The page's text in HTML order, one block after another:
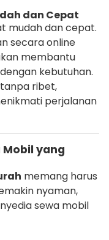
dan Cepat
mudah dan cepat.
secara online
membantu
kebutuhan.
ribet,
perjalanan
Mobil yang
memang harus
nyaman,
sewa mobil